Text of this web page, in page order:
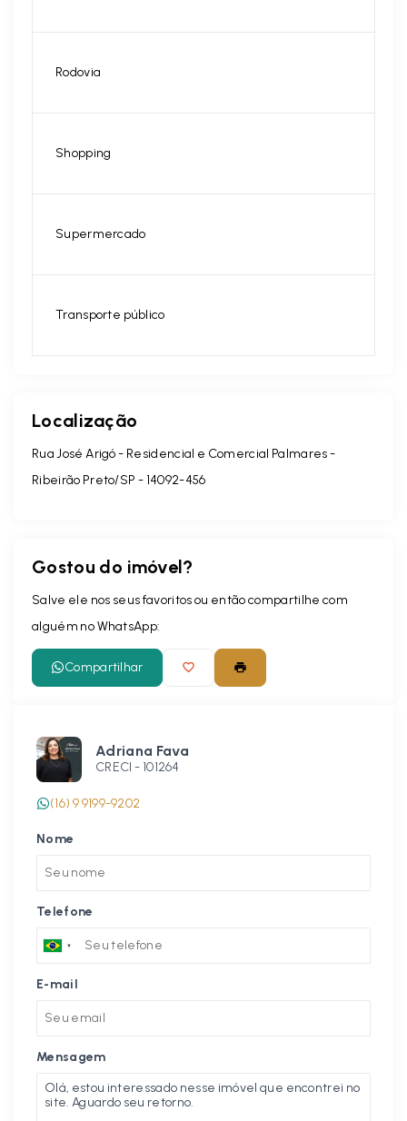
Rodovia
Shopping
Supermercado
Transporte público
Localização
Rua José Arigó - Residencial e Comercial Palmares -
Ribeirão Preto/SP - 14092-456
Gostou do imóvel?
Salve ele nos seus favoritos ou então compartilhe com
alguém no WhatsApp:
Compartilhar
Adriana Fava
CRECI - 101264
(16) 9 9199-9202
Nome
Telefone
E-mail
Mensagem